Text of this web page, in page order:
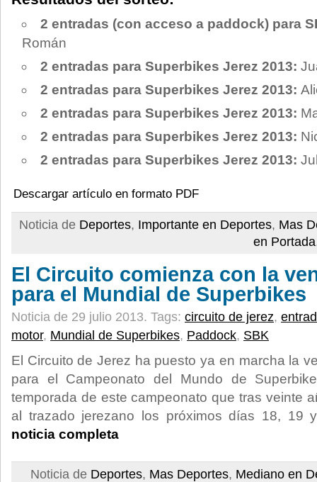
2 entradas (con acceso a paddock) para
Román
2 entradas para Superbikes Jerez 2013:
2 entradas para Superbikes Jerez 2013:
2 entradas para Superbikes Jerez 2013:
2 entradas para Superbikes Jerez 2013:
2 entradas para Superbikes Jerez 2013:
Descargar artículo en formato PDF
Noticia de Deportes, Importante en Deportes, Mas
en Portada
El Circuito comienza con la
para el Mundial de Superbikes
Noticia de 29 julio 2013. Tags: circuito de jerez,
motor, Mundial de Superbikes, Paddock, SBK
El Circuito de Jerez ha puesto ya en marcha la
para el Campeonato del Mundo de
temporada de este campeonato que tras veinte
al trazado jerezano los próximos días 18, 19
noticia completa
Noticia de Deportes, Mas Deportes, Mediano en